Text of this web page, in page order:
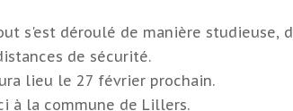
s'est déroulé de manière studieuse,
de sécurité.
lieu le 27 février prochain.
à la commune de Lillers.